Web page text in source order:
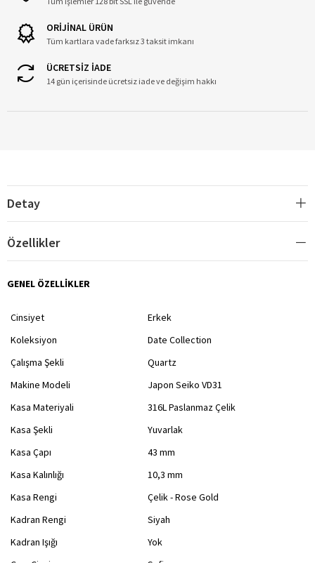
ORİJİNAL ÜRÜN
Tüm kartlara vade farksız 3 taksit imkanı
ÜCRETSİZ İADE
14 gün içerisinde ücretsiz iade ve değişim hakkı
Detay
Özellikler
GENEL ÖZELLİKLER
Cinsiyet
Erkek
Koleksiyon
Date Collection
Çalışma Şekli
Quartz
Makine Modeli
Japon Seiko VD31
Kasa Materiyali
316L Paslanmaz Çelik
Kasa Şekli
Yuvarlak
Kasa Çapı
43 mm
Kasa Kalınlığı
10,3 mm
Kasa Rengi
Çelik - Rose Gold
Kadran Rengi
Siyah
Kadran Işığı
Yok